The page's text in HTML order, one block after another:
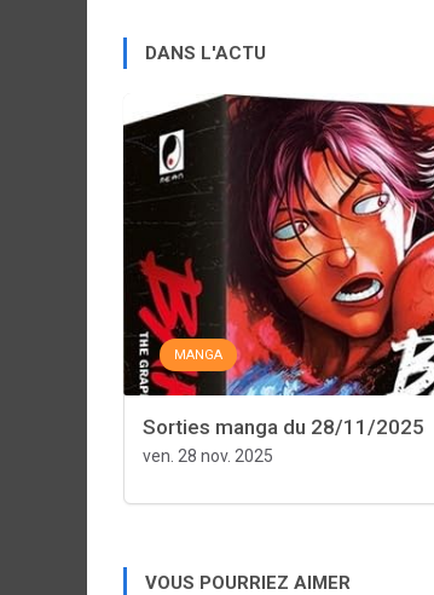
DANS L'ACTU
MANGA
Sorties manga du 28/11/2025
ven. 28 nov. 2025
VOUS POURRIEZ AIMER